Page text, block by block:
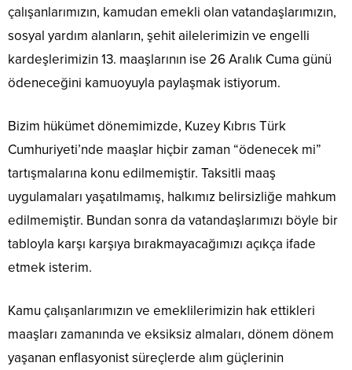
çalışanlarımızın, kamudan emekli olan vatandaşlarımızın,
sosyal yardım alanların, şehit ailelerimizin ve engelli
kardeşlerimizin 13. maaşlarının ise 26 Aralık Cuma günü
ödeneceğini kamuoyuyla paylaşmak istiyorum.
Bizim hükümet dönemimizde, Kuzey Kıbrıs Türk
Cumhuriyeti’nde maaşlar hiçbir zaman “ödenecek mi”
tartışmalarına konu edilmemiştir. Taksitli maaş
uygulamaları yaşatılmamış, halkımız belirsizliğe mahkum
edilmemiştir. Bundan sonra da vatandaşlarımızı böyle bir
tabloyla karşı karşıya bırakmayacağımızı açıkça ifade
etmek isterim.
Kamu çalışanlarımızın ve emeklilerimizin hak ettikleri
maaşları zamanında ve eksiksiz almaları, dönem dönem
yaşanan enflasyonist süreçlerde alım güçlerinin